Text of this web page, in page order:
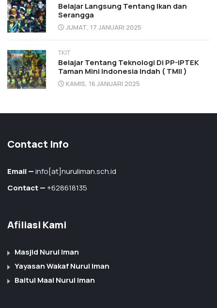
Belajar Langsung Tentang Ikan dan
Serangga
JUMAT, 17 JANUARI 2025
TKIT
Belajar Tentang Teknologi Di PP-IPTEK
Taman Mini Indonesia Indah ( TMII )
KAMIS, 16 JANUARI 2025
Contact Info
Email —info[at]nuruliman.sch.id
Contact —+628618135
Afiliasi Kami
Masjid Nurul Iman
Yayasan Wakaf Nurul Iman
Baitul Maal Nurul Iman